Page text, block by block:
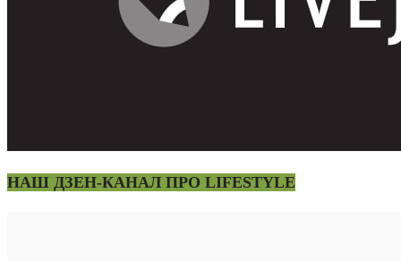
НАШ ДЗЕН-КАНАЛ ПРО LIFESTYLE